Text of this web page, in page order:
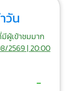
วัน
ผู้เข้าชมมาก
2569 | 20:00
-